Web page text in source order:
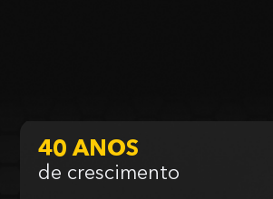
40 ANOS
de crescimento